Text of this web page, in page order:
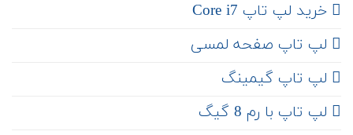
خرید لپ تاپ Core i7
لپ تاپ صفحه لمسی
لپ تاپ گیمینگ
لپ تاپ با رم 8 گیگ